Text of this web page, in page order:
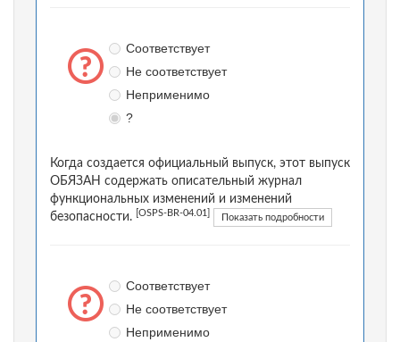
Соответствует
Не соответствует
Неприменимо
?
Когда создается официальный выпуск, этот выпуск
ОБЯЗАН содержать описательный журнал
функциональных изменений и изменений
безопасности.
[OSPS-BR-04.01] Показать подробности
Соответствует
Не соответствует
Неприменимо